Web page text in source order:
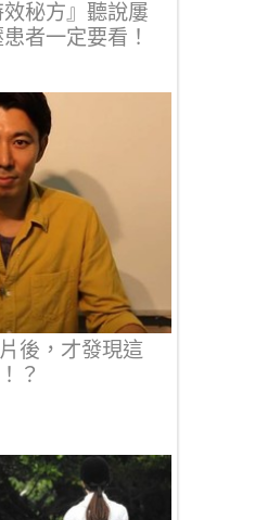
秘方』聽說屢
者一定要看！
後，才發現這
？